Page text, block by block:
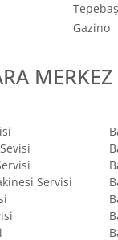
Gazino
Servisi